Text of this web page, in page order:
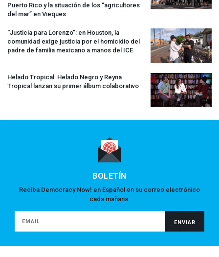
Puerto Rico y la situación de los “agricultores
del mar” en Vieques
“Justicia para Lorenzo”: en Houston, la
comunidad exige justicia por el homicidio del
padre de familia mexicano a manos del ICE
Helado Tropical: Helado Negro y Reyna
Tropical lanzan su primer álbum colaborativo
BOLETÍN
Reciba Democracy Now! en Español en su correo electrónico
cada mañana.